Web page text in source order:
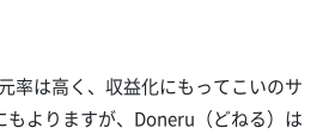
率は高く、収益化にもってこいのサ
もよりますが、Doneru（どねる）は